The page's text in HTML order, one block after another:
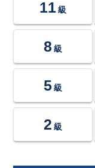
11 級
8 級
5 級
2 級